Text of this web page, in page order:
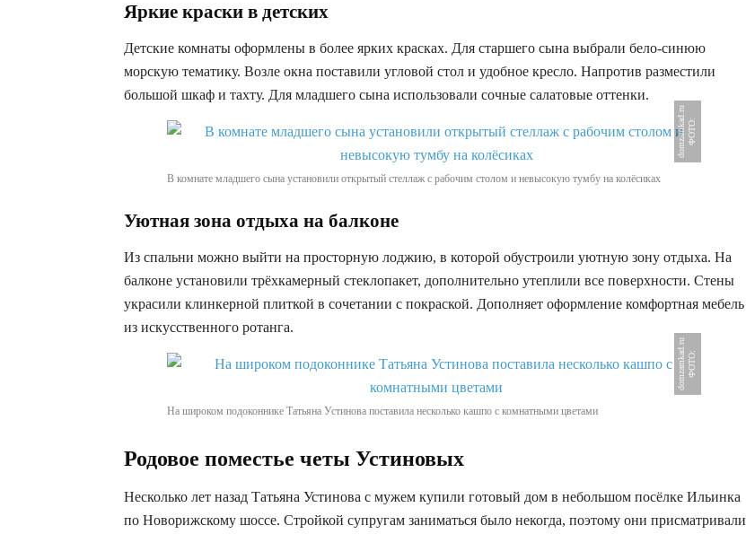
Яркие краски в детских
Детские комнаты оформлены в более ярких красках. Для старшего сына выбрали бело-синюю
морскую тематику. Возле окна поставили угловой стол и удобное кресло. Напротив разместили
большой шкаф и тахту. Для младшего сына использовали сочные салатовые оттенки.
Ф
О
Т
О
:
d
o
m
z
a
m
k
a
d
.
r
u
В комнате младшего сына установили открытый стеллаж с рабочим столом и невысокую тумбу на колёсиках
Уютная зона отдыха на балконе
Из спальни можно выйти на просторную лоджию, в которой обустроили уютную зону отдыха. На
балконе установили трёхкамерный стеклопакет, дополнительно утеплили все поверхности. Стены
украсили клинкерной плиткой в сочетании с покраской. Дополняет оформление комфортная мебель
из искусственного ротанга.
Ф
О
Т
О
:
d
o
m
z
a
m
k
a
d
.
r
u
На широком подоконнике Татьяна Устинова поставила несколько кашпо с комнатными цветами
Родовое поместье четы Устиновых
Несколько лет назад Татьяна Устинова с мужем купили готовый дом в небольшом посёлке Ильинка
по Новорижскому шоссе. Стройкой супругам заниматься было некогда, поэтому они присматривали